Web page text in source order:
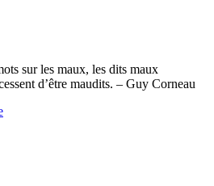
sur les maux, les dits maux
d’être maudits. – Guy Corneau